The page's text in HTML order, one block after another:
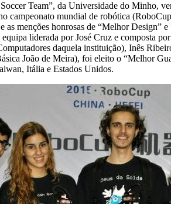
Team”, da Universidade do Minho,
campeonato mundial de robótica
as menções honrosas de “Melhor Design”
liderada por José Cruz e composta
daquela instituição), Inês
João de Meira), foi eleito o “Melhor
Itália e Estados Unidos.